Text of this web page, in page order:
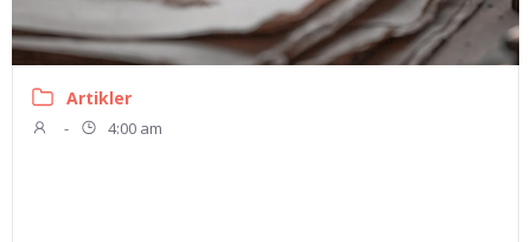
Artikler
- 4:00 am